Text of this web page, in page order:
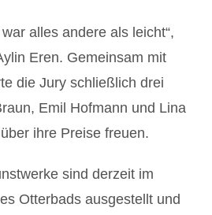
alles andere als leicht“,
Eren. Gemeinsam mit
die Jury schließlich drei
Emil Hofmann und Lina
ihre Preise freuen.
sind derzeit im
Otterbads ausgestellt und